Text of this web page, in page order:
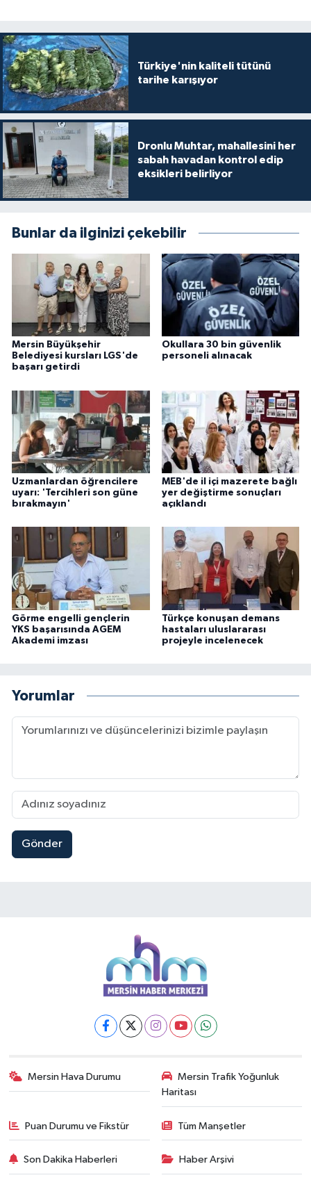
Türkiye'nin kaliteli tütünü
tarihe karışıyor
Dronlu Muhtar, mahallesini her
sabah havadan kontrol edip
eksikleri belirliyor
Bunlar da ilginizi çekebilir
Mersin Büyükşehir
Belediyesi kursları LGS'de
başarı getirdi
Okullara 30 bin güvenlik
personeli alınacak
Uzmanlardan öğrencilere
uyarı: 'Tercihleri son güne
bırakmayın'
MEB'de il içi mazerete bağlı
yer değiştirme sonuçları
açıklandı
Görme engelli gençlerin
YKS başarısında AGEM
Akademi imzası
Türkçe konuşan demans
hastaları uluslararası
projeyle incelenecek
Yorumlar
Gönder
Mersin Hava Durumu
Mersin Trafik Yoğunluk
Haritası
Puan Durumu ve Fikstür Tüm Manşetler
Son Dakika Haberleri Haber Arşivi